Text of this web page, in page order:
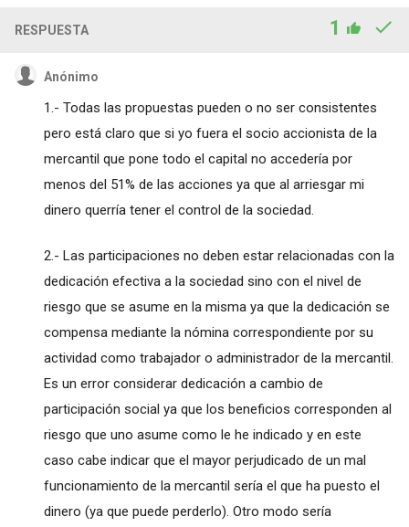
RESPUESTA 1
Anónimo
1.- Todas las propuestas pueden o no ser consistentes
pero está claro que si yo fuera el socio accionista de la
mercantil que pone todo el capital no accedería por
menos del 51% de las acciones ya que al arriesgar mi
dinero querría tener el control de la sociedad.
2.- Las participaciones no deben estar relacionadas con la
dedicación efectiva a la sociedad sino con el nivel de
riesgo que se asume en la misma ya que la dedicación se
compensa mediante la nómina correspondiente por su
actividad como trabajador o administrador de la mercantil.
Es un error considerar dedicación a cambio de
participación social ya que los beneficios corresponden al
riesgo que uno asume como le he indicado y en este
caso cabe indicar que el mayor perjudicado de un mal
funcionamiento de la mercantil sería el que ha puesto el
dinero (ya que puede perderlo). Otro modo sería